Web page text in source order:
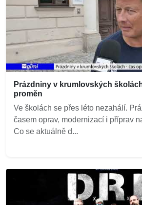
Prázdniny v krumlovských
proměn
Ve školách se přes léto nezahálí.
časem oprav, modernizací i příprav
Co se aktuálně d...